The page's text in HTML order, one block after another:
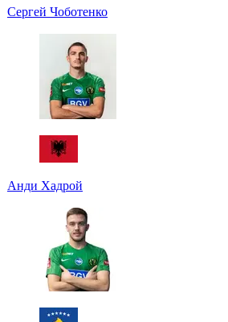
Сергей Чоботенко
Анди Хадрой